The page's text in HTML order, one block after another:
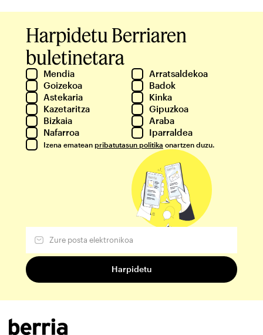
Harpidetu Berriaren
buletinetara
Mendia
Arratsaldekoa
Goizekoa
Badok
Astekaria
Kinka
Kazetaritza
Gipuzkoa
Bizkaia
Araba
Nafarroa
Iparraldea
Izena ematean pribatutasun politika onartzen duzu.